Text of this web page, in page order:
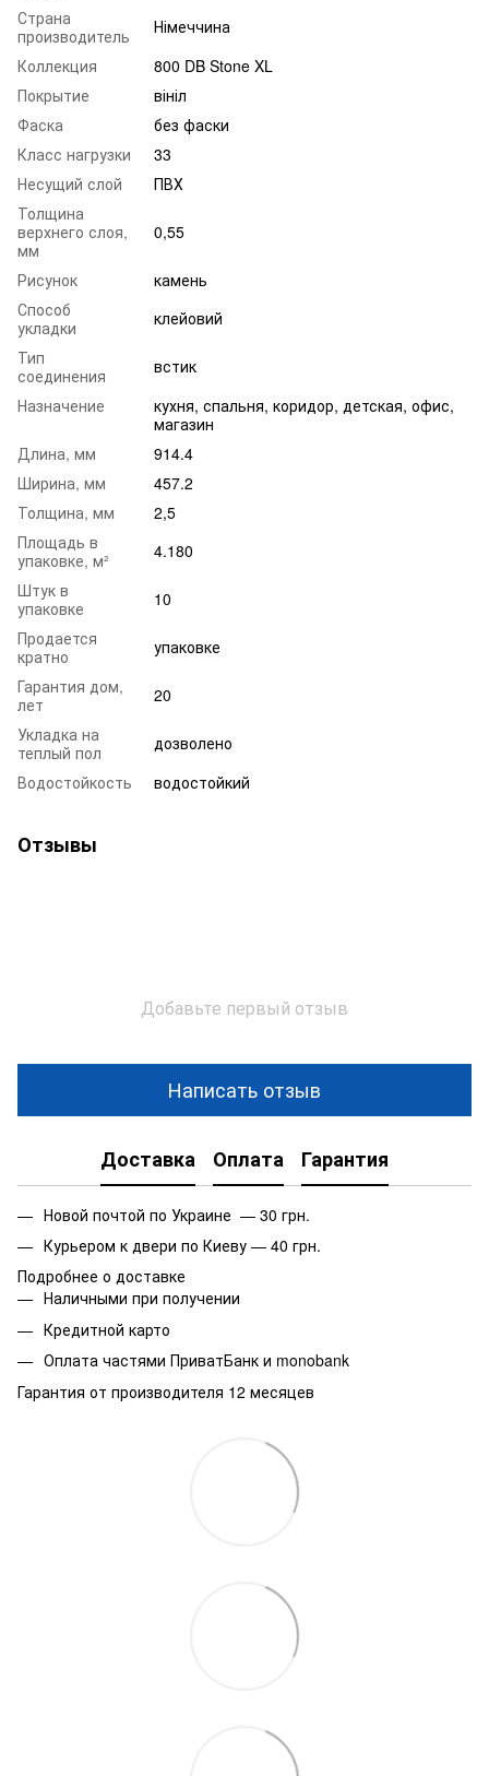
Страна
производитель
Німеччина
Коллекция
800 DB Stone XL
Покрытие
вініл
Фаска
без фаски
Класс нагрузки
33
Несущий слой
ПВХ
Толщина
верхнего слоя,
мм
0,55
Рисунок
камень
Способ
укладки
клейовий
Тип
соединения
встик
Назначение
кухня, спальня, коридор, детская, офис,
магазин
Длина, мм
914.4
Ширина, мм
457.2
Толщина, мм
2,5
Площадь в
упаковке, м²
4.180
Штук в
упаковке
10
Продается
кратно
упаковке
Гарантия дом,
лет
20
Укладка на
теплый пол
дозволено
Водостойкость
водостойкий
Отзывы
Добавьте первый отзыв
Написать отзыв
Доставка Оплата Гарантия
Новой почтой по Украине — 30 грн.
Курьером к двери по Киеву — 40 грн.
Подробнее о доставке
Наличными при получении
Кредитной карто
Оплата частями ПриватБанк и monobank
Гарантия от производителя 12 месяцев